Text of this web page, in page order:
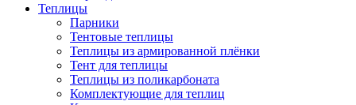
Теплицы
Парники
Тентовые теплицы
Теплицы из армированной плёнки
Тент для теплицы
Теплицы из поликарбоната
Комплектующие для теплиц